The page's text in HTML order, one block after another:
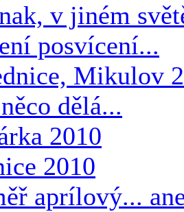
v jiném
posvícení...
Mikulov
dělá...
2010
2010
aprílový...